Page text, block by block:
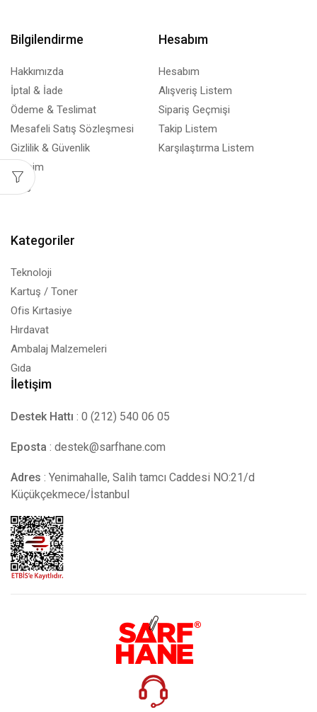
Bilgilendirme
Hakkımızda
İptal & İade
Ödeme & Teslimat
Mesafeli Satış Sözleşmesi
Gizlilik & Güvenlik
İletişim
Blog
Hesabım
Hesabım
Alışveriş Listem
Sipariş Geçmişi
Takip Listem
Karşılaştırma Listem
Kategoriler
Teknoloji
Kartuş / Toner
Ofis Kırtasiye
Hırdavat
Ambalaj Malzemeleri
Gıda
İletişim
Destek Hattı : 0 (212) 540 06 05
Eposta : destek@sarfhane.com
Adres : Yenimahalle, Salih tamcı Caddesi NO:21/d
Küçükçekmece/İstanbul